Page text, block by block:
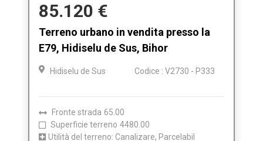
85.120 €
Terreno urbano in vendita presso la
E79, Hidiselu de Sus, Bihor
Hidiselu de Sus Codice : V2730 - P333
Fronte strada 65.00
Superficie terreno 4480.00
Utilità del terreno: Canalizare, Parcelabil